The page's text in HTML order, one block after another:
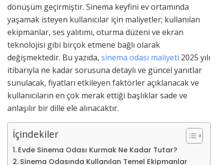
dönüşüm geçirmiştir. Sinema keyfini ev ortamında
yaşamak isteyen kullanıcılar için maliyetler; kullanılan
ekipmanlar, ses yalıtımı, oturma düzeni ve ekran
teknolojisi gibi birçok etmene bağlı olarak
değişmektedir. Bu yazıda, sinema odası maliyeti 2025 yılı
itibarıyla ne kadar sorusuna detaylı ve güncel yanıtlar
sunulacak, fiyatları etkileyen faktörler açıklanacak ve
kullanıcıların en çok merak ettiği başlıklar sade ve
anlaşılır bir dille ele alınacaktır.
İçindekiler
Evde Sinema Odası Kurmak Ne Kadar Tutar?
Sinema Odasında Kullanılan Temel Ekipmanlar